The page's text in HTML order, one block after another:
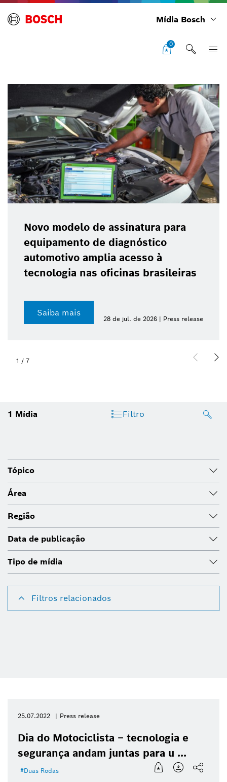
Mídia Bosch
0
Novo modelo de assinatura para
equipamento de diagnóstico
automotivo amplia acesso à
tecnologia nas oficinas brasileiras
Saiba mais
28 de jul. de 2026 | Press release
1 / 7
1 Mídia Filtro
Tópico
Área
Região
Data de publicação
Tipo de mídia
Filtros relacionados
25.07.2022 Press release
Dia do Motociclista – tecnologia e
segurança andam juntas para u ...
Duas Rodas